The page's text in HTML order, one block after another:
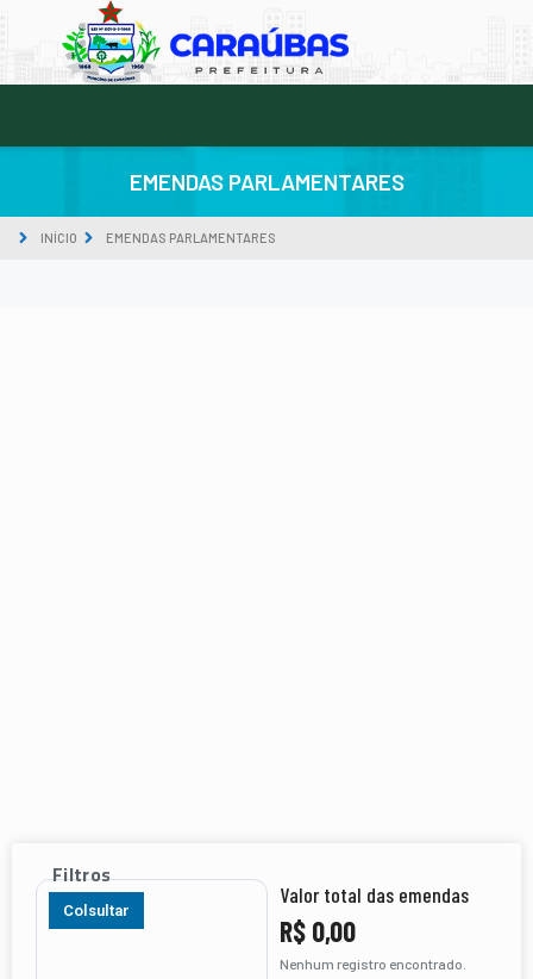
EMENDAS PARLAMENTARES
INÍCIO EMENDAS PARLAMENTARES
Filtros
Colsultar
Valor total das emendas
R$ 0,00
Nenhum registro encontrado.